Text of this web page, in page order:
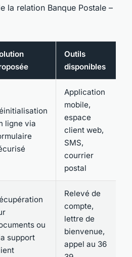
la relation Banque Postale –
Outils
disponibles
ligne via
Application
mobile,
espace
client web,
SMS,
courrier
postal
ou
support
Relevé de
compte,
lettre de
bienvenue,
appel au 36